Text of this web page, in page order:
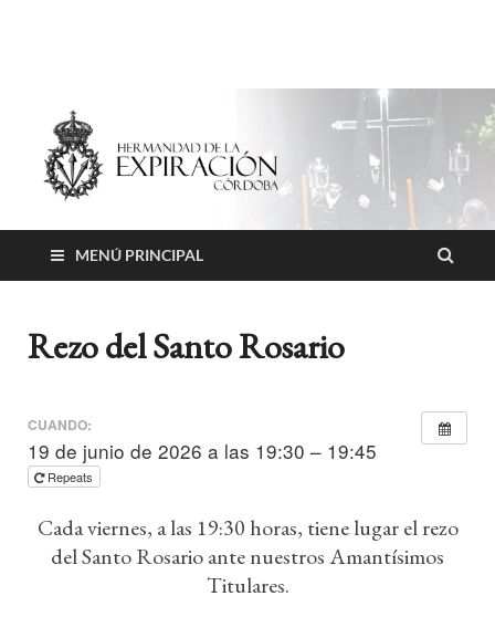
Hermandad de la
Expiración
MENÚ PRINCIPAL
Rezo del Santo Rosario
CUANDO:
19 de junio de 2026 a las 19:30 – 19:45
Repeats
Cada viernes, a las 19:30 horas, tiene lugar el rezo
del Santo Rosario ante nuestros Amantísimos
Titulares.